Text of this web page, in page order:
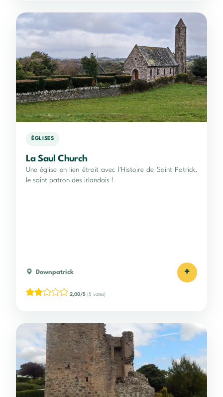
ÉGLISES
La Saul Church
Une église en lien étroit avec l'Histoire de Saint Patrick,
le saint patron des irlandais !
Downpatrick +
2,00/5 (5 votes)